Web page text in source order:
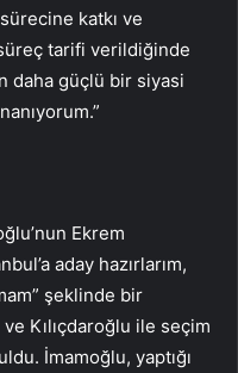
katkı ve
tarifi verildiğinde
daha güçlü bir siyasi
Ekrem
aday hazırlarım,
şeklinde bir
Kılıçdaroğlu ile seçim
İmamoğlu, yaptığı